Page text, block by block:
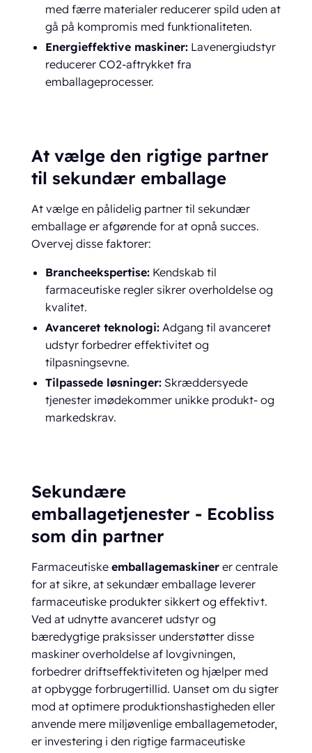
med færre materialer reducerer spild uden at
gå på kompromis med funktionaliteten.
Energieffektive maskiner:Lavenergiudstyr
reducerer CO2-aftrykket fra
emballageprocesser.
At vælge den rigtige partner
til sekundær emballage
At vælge en pålidelig partner til sekundær
emballage er afgørende for at opnå succes.
Overvej disse faktorer:
Brancheekspertise:Kendskab til
farmaceutiske regler sikrer overholdelse og
kvalitet.
Avanceret teknologi:Adgang til avanceret
udstyr forbedrer effektivitet og
tilpasningsevne.
Tilpassede løsninger:Skræddersyede
tjenester imødekommer unikke produkt- og
markedskrav.
Sekundære
emballagetjenester - Ecobliss
som din partner
Farmaceutiske emballagemaskinerer centrale
for at sikre, at sekundær emballage leverer
farmaceutiske produkter sikkert og effektivt.
Ved at udnytte avanceret udstyr og
bæredygtige praksisser understøtter disse
maskiner overholdelse af lovgivningen,
forbedrer driftseffektiviteten og hjælper med
at opbygge forbrugertillid. Uanset om du sigter
mod at optimere produktionshastigheden eller
anvende mere miljøvenlige emballagemetoder,
er investering i den rigtige farmaceutiske